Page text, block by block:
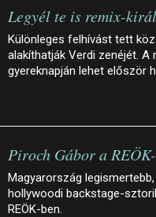
Legyél te is remix-
Különleges felhívást tett
alakíthatják Verdi zenéjét. A
gyereknapján lehet először
Piroch Gábor a
Magyarország
hollywoodi backstage-
REÖK-ben.